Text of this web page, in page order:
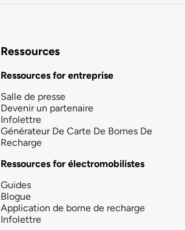
Ressources
Ressources for entreprise
Salle de presse
Devenir un partenaire
Infolettre
Générateur De Carte De Bornes De
Recharge
Ressources for électromobilistes
Guides
Blogue
Application de borne de recharge
Infolettre